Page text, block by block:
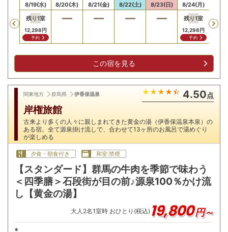
Previous
8/19(水)
残り1室
12,298円
予約
8/20(木) 8/21(金) 8/22(土) 8/23(日)
8/24(月)
残り1室
12,298円
予約
この宿を見る
関東地方 群馬県 伊香保温泉 4.50点
岸権旅館
古来より多くの人々に親しまれてきた黄金の湯（伊香保温泉本泉）の
ある宿。全て源泉掛け流しで、合わせて13ヶ所のお風呂で湯めぐり
が楽しめる
夕食・朝食付き 和室:禁煙
【スタンダード】群馬の牛肉を季節で味わう
＜四季膳＞石段街が目の前♪源泉100％かけ流
し【黄金の湯】
大人 2名1室時 おひとり(税込) 19,800円～